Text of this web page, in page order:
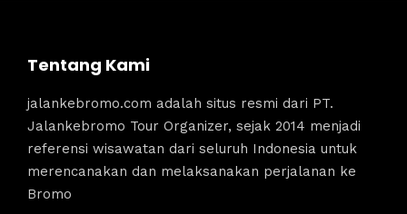
Tentang Kami
jalankebromo.com adalah situs resmi dari PT.
Jalankebromo Tour Organizer, sejak 2014 menjadi
referensi wisawatan dari seluruh Indonesia untuk
merencanakan dan melaksanakan perjalanan ke
Bromo